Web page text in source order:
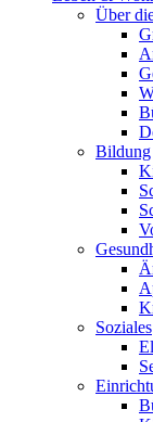
Über
Bildung
Soziales